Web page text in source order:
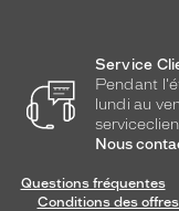
Service
Pendant
lundi au
Nous
Questions fréquentes
Conditions des